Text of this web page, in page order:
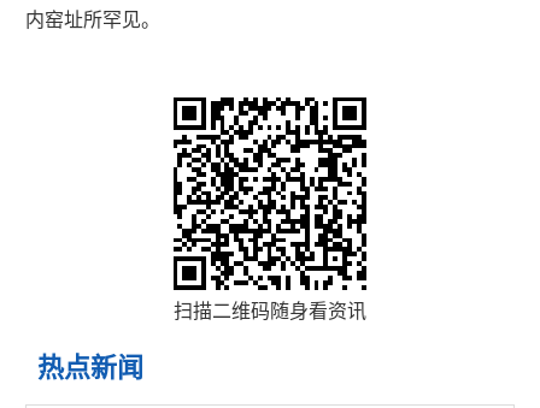
内窑址所罕见。
扫描二维码随身看资讯
热点新闻